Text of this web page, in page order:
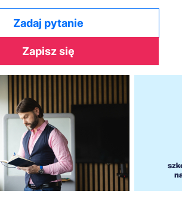
Zadaj pytanie
Zapisz się